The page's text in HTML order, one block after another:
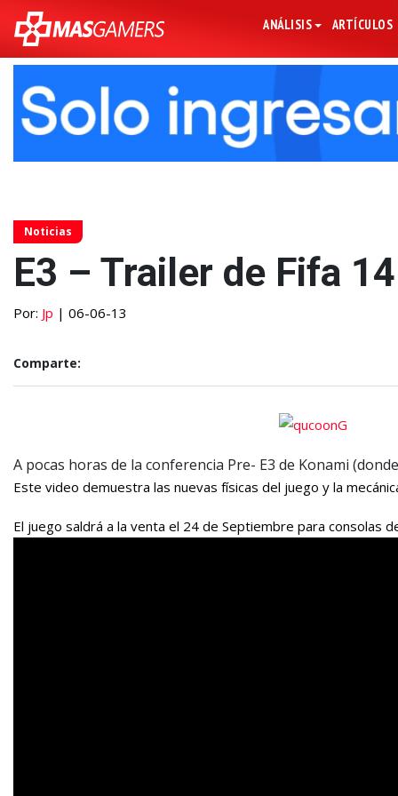
ANÁLISIS ARTÍCULOS
Noticias
E3 – Trailer de Fifa 14
Por: Jp | 06-06-13
Comparte:
A pocas horas de la conferencia Pre- E3 de Konami
Este video demuestra las nuevas físicas del juego y la
El juego saldrá a la venta el 24 de Septiembre para consolas